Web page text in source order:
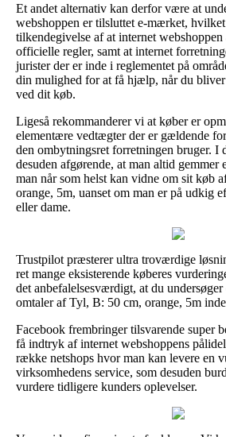
Et andet alternativ kan derfor være at
webshoppen er tilsluttet e-mærket,
tilkendegivelse af at internet webshoppen
officielle regler, samt at internet
jurister der er inde i reglementet på
din mulighed for at få hjælp, når du
ved dit køb.
Ligeså rekommanderer vi at køber er
elementære vedtægter der er gældende
den ombytningsret forretningen bruger. I
desuden afgørende, at man altid gemmer
man når som helst kan vidne om sit køb
orange, 5m, uanset om man er på udkig
eller dame.
Trustpilot præsterer ultra troværdige
ret mange eksisterende køberes
det anbefalelsesværdigt, at du
omtaler af Tyl, B: 50 cm, orange, 5m
Facebook frembringer tilsvarende super
få indtryk af internet webshoppens
række netshops hvor man kan levere en
virksomhedens service, som desuden
vurdere tidligere kunders oplevelser.